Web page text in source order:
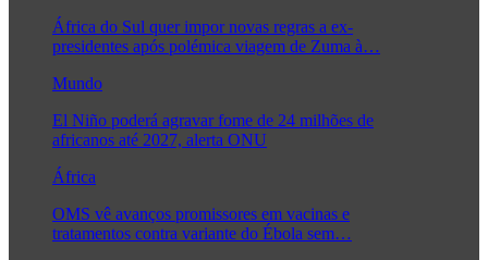
África do Sul quer impor novas regras a ex-
presidentes após polémica viagem de Zuma à…
Mundo
El Niño poderá agravar fome de 24 milhões de
africanos até 2027, alerta ONU
África
OMS vê avanços promissores em vacinas e
tratamentos contra variante do Ébola sem…